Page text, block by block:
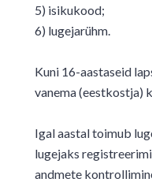
5) isikukood;
6) lugejarühm.
Kuni 16-aastaseid
vanema (eestkostja)
Igal aastal toimub
lugejaks
andmete